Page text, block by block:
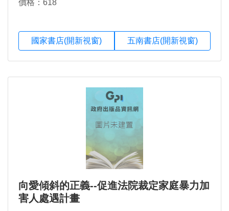
價格：618
國家書店(開新視窗) 五南書店(開新視窗)
向愛傾斜的正義--促進法院裁定家庭暴力加
害人處遇計畫